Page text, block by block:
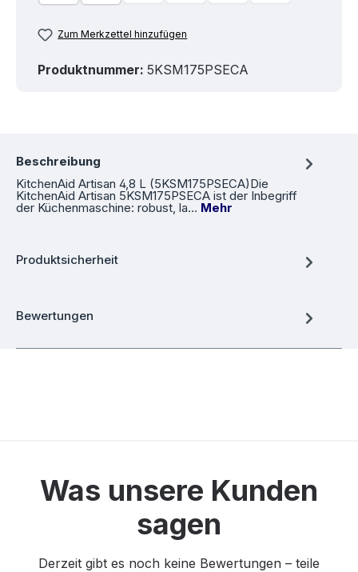
Zum Merkzettel hinzufügen
Produktnummer: 5KSM175PSECA
Beschreibung
KitchenAid Artisan 4,8 L (5KSM175PSECA)Die
KitchenAid Artisan 5KSM175PSECA ist der Inbegriff
der Küchenmaschine: robust, la… Mehr
Produktsicherheit
Bewertungen
Was unsere Kunden
sagen
Derzeit gibt es noch keine Bewertungen – teile